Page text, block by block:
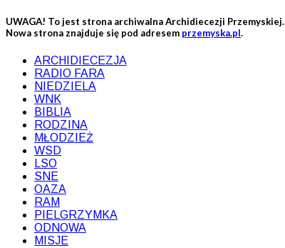
UWAGA! To jest strona archiwalna Archidiecezji Przemyskiej.
Nowa strona znajduje się pod adresem przemyska.pl.
ARCHIDIECEZJA
RADIO FARA
NIEDZIELA
WNK
BIBLIA
RODZINA
MŁODZIEŻ
WSD
LSO
SNE
OAZA
RAM
PIELGRZYMKA
ODNOWA
MISJE